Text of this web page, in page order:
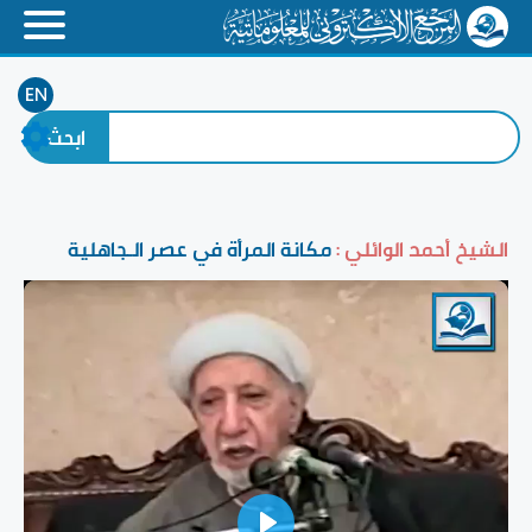
EN
الشيخ أحمد الوائلي :مكانة المرأة في عصر الـجاهلية